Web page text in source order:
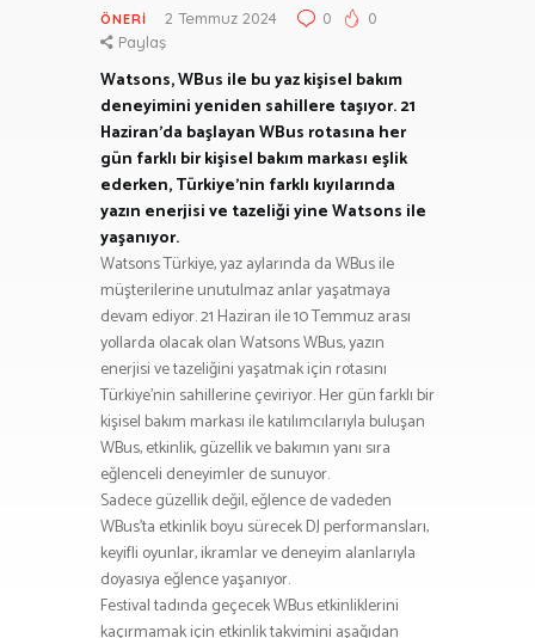
ÖNERI 2 Temmuz 2024 0
0
Paylaş
Watsons, WBus ile bu yaz kişisel bakım
deneyimini yeniden sahillere taşıyor. 21
Haziran’da başlayan WBus rotasına her
gün farklı bir kişisel bakım markası eşlik
ederken, Türkiye’nin farklı kıyılarında
yazın enerjisi ve tazeliği yine Watsons ile
yaşanıyor.
Watsons Türkiye, yaz aylarında da WBus ile
müşterilerine unutulmaz anlar yaşatmaya
devam ediyor. 21 Haziran ile 10 Temmuz arası
yollarda olacak olan Watsons WBus, yazın
enerjisi ve tazeliğini yaşatmak için rotasını
Türkiye’nin sahillerine çeviriyor. Her gün farklı bir
kişisel bakım markası ile katılımcılarıyla buluşan
WBus, etkinlik, güzellik ve bakımın yanı sıra
eğlenceli deneyimler de sunuyor.
Sadece güzellik değil, eğlence de vadeden
WBus’ta etkinlik boyu sürecek DJ performansları,
keyifli oyunlar, ikramlar ve deneyim alanlarıyla
doyasıya eğlence yaşanıyor.
Festival tadında geçecek WBus etkinliklerini
kaçırmamak için etkinlik takvimini aşağıdan